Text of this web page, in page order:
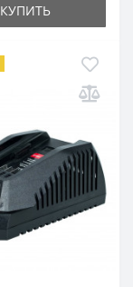
КУПИТЬ